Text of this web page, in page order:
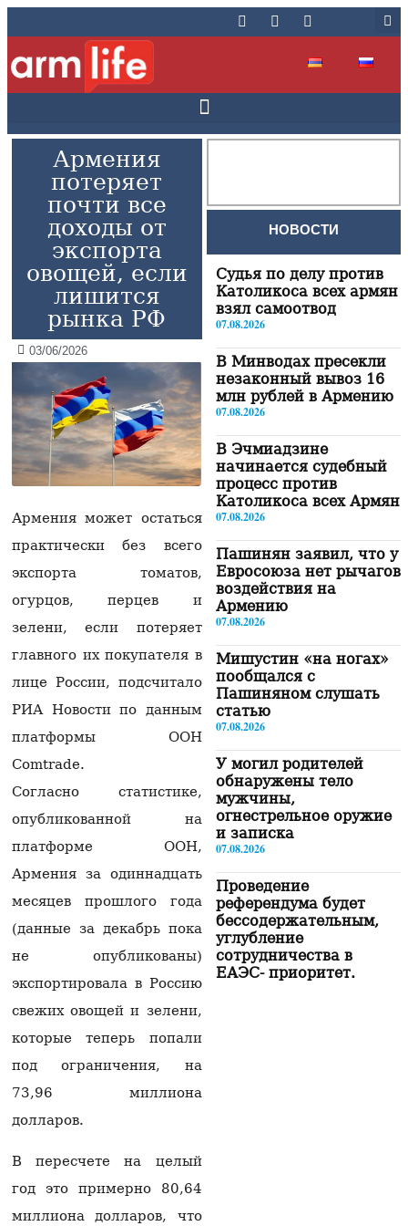
Армения
потеряет
почти все
доходы от
экспорта
овощей, если
лишится
рынка РФ
03/06/2026
Армения может остаться
практически без всего
экспорта томатов,
огурцов, перцев и
зелени, если потеряет
главного их покупателя в
лице России, подсчитало
РИА Новости по данным
платформы ООН
Comtrade.
Согласно статистике,
опубликованной на
платформе ООН,
Армения за одиннадцать
месяцев прошлого года
(данные за декабрь пока
не опубликованы)
экспортировала в Россию
свежих овощей и зелени,
которые теперь попали
под ограничения, на
73,96 миллиона
долларов.
В пересчете на целый
год это примерно 80,64
миллиона долларов, что
НОВОСТИ
Судья по делу против
Католикоса всех армян
взял самоотвод
07.08.2026
В Минводах пресекли
незаконный вывоз 16
млн рублей в Армению
07.08.2026
В Эчмиадзине
начинается судебный
процесс против
Католикоса всех Армян
07.08.2026
Пашинян заявил, что у
Евросоюза нет рычагов
воздействия на
Армению
07.08.2026
Мишустин «на ногах»
пообщался с
Пашиняном слушать
статью
07.08.2026
У могил родителей
обнаружены тело
мужчины,
огнестрельное оружие
и записка
07.08.2026
Проведение
референдума будет
бессодержательным,
углубление
сотрудничества в
ЕАЭС- приоритет.